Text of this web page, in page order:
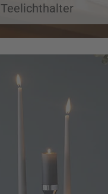
Teelichthalter